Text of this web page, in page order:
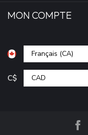
MON COMPTE
C$